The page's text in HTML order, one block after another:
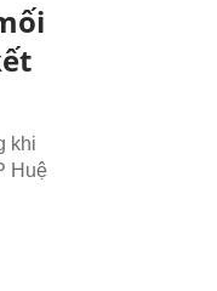
khi
Huệ